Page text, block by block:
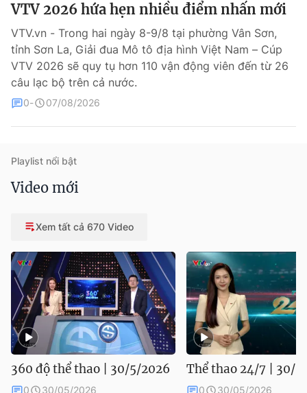
® Cấm sao chép dưới mọi hình thức nếu không có sự chấp
thuận bằng văn bản. Ghi rõ nguồn VTV.vn khi phát hành lại
thông tin từ website này.
VTV 2026 hứa hẹn nhiều điểm nhấn mới
VTV.vn - Trong hai ngày 8-9/8 tại phường Vân Sơn,
tỉnh Sơn La, Giải đua Mô tô địa hình Việt Nam – Cúp
VTV 2026 sẽ quy tụ hơn 110 vận động viên đến từ 26
câu lạc bộ trên cả nước.
0 07/08/2026
Playlist nổi bật
Video mới
Xem tất cả 670 Video
360 độ thể thao | 30/5/2026
0 30/05/2026
Thể thao 24/7 | 30/
0 30/05/2026